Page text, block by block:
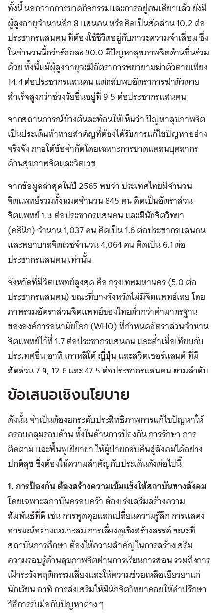
ทั้งนี้ นอกจากการขาดกิจกรรมและการอยู่คนเดียวแล้ว ยังมี
ผู้สูงอายุจำนวนอีก 8 แสนคน หรือคิดเป็นสัดส่วน 10.2 ต่อ
ประชากรแสนคน ที่ต้องใช้ชีวิตอยู่กับภาวะความจำเสื่อม ซึ่ง
ในจำนวนนี้กว่าร้อยละ 90.0 มีปัญหาสุขภาพจิตด้านอื่นร่วม
ด้วย ทั้งนี้แม้ผู้สูงอายุจะมีอัตราการพยายามฆ่าตัวตายเพียง
14.4 ต่อประชากรแสนคน แต่กลับพบอัตราการฆ่าตัวตาย
สำเร็จสูงกว่าช่วงวัยอื่นอยู่ที่ 9.5 ต่อประชากรแสนคน
จากสถานการณ์ข้างต้นสะท้อนให้เห็นว่า ปัญหาสุขภาพจิต
เป็นประเด็นท้าทายสำคัญที่ต้องได้รับการแก้ไขปัญหาอย่าง
จริงจัง ภายใต้ข้อจำกัดโดยเฉพาะการขาดแคลนบุคลากร
ด้านสุขภาพจิตและจิตเวช
จากข้อมูลล่าสุดในปี 2565 พบว่า ประเทศไทยมีจำนวน
จิตแพทย์รวมทั้งหมดจำนวน 845 คน คิดเป็นอัตราส่วน
จิตแพทย์ 1.3 ต่อประชากรแสนคน และมีนักจิตวิทยา
(คลินิก) จำนวน 1,037 คน คิดเป็น 1.6 ต่อประชากรแสนคน
และพยาบาลจิตเวชจำนวน 4,064 คน คิดเป็น 6.1 ต่อ
ประชากรแสนคน เท่านั้น
จังหวัดที่มีจิตแพทย์สูงสุด คือ กรุงเทพมหานคร (5.0 ต่อ
ประชากรแสนคน) ขณะที่บางจังหวัดไม่มีจิตแพทย์เลย โดย
ภาพรวมอัตราส่วนจิตแพทย์ของไทยต่ำกว่าค่ามาตรฐาน
ขององค์การอนามัยโลก (WHO) ที่กำหนดอัตราส่วนจำนวน
จิตแพทย์ไว้ที่ 1.7 ต่อประชากรแสนคน และต่ำเมื่อเทียบกับ
ประเทศอื่น อาทิ เกาหลีใต้ ญี่ปุ่น และสวิตเซอร์แลนด์ ที่มี
สัดส่วน 7.9, 12.6 และ 47.5 ต่อประชากรแสนคน ตามลำดับ
ข้อเสนอเชิงนโยบาย
ดังนั้น จำเป็นต้องยกระดับประสิทธิภาพการแก้ไขปัญหาให้
ครอบคลุมรอบด้าน ทั้งในด้านการป้องกัน การรักษา การ
ติดตาม และฟื้นฟูเยียวยา ให้ผู้ป่วยกลับคืนสู่สังคมได้อย่าง
ปกติสุข ซึ่งต้องให้ความสำคัญกับประเด็นดังต่อไปนี้
1. การป้องกัน ต้องสร้างความเข้มแข็งให้สถาบันทางสังคม
โดยเฉพาะสถาบันครอบครัว ต้องเร่งเสริมสร้างความ
สัมพันธ์ที่ดี เช่น การพูดคุยแลกเปลี่ยนความรู้สึก การแสดง
อารมณ์อย่างเหมาะสม การเลี้ยงดูเชิงสร้างสรรค์ ขณะที่
สถาบันการศึกษา ต้องให้ความสำคัญในการสร้างเสริม
ความรอบรู้ด้านสุขภาพจิตผ่านการเรียนการสอน รวมถึงการ
เฝ้าระวังพฤติกรรมเสี่ยงและให้ความช่วยเหลือเยียวยาแก่
นักเรียน อาทิ การส่งเสริมให้มีนักจิตวิทยาคอยให้คำปรึกษา
วิธีการรับมือกับปัญหาต่าง ๆ